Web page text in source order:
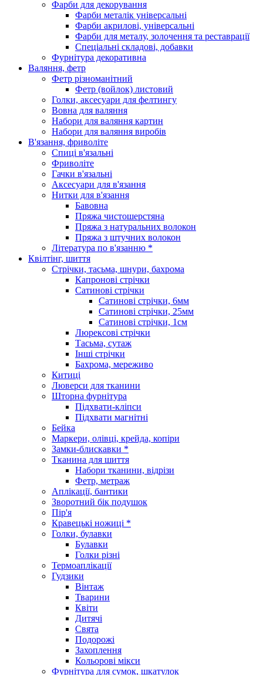
Фарби для декорування
Фарби металік універсальні
Фарби акрилові, універсальні
Фарби для металу, золочення та реставрації
Спеціальні складові, добавки
Фурнітура декоративна
Валяння, фетр
Фетр різноманітний
Фетр (войлок) листовий
Голки, аксесуари для фелтингу
Вовна для валяння
Набори для валяння картин
Набори для валяння виробів
В'язання, фриволіте
Спиці в'язальні
Фриволіте
Гачки в'язальні
Аксесуари для в'язання
Нитки для в'язання
Бавовна
Пряжа чистошерстяна
Пряжа з натуральних волокон
Пряжа з штучних волокон
Література по в'язанню *
Квілтінг, шиття
Стрічки, тасьма, шнури, бахрома
Капронові стрічки
Сатинові стрічки
Сатинові стрічки, 6мм
Сатинові стрічки, 25мм
Сатинові стрічки, 1см
Люрексові стрічки
Тасьма, сутаж
Інші стрічки
Бахрома, мереживо
Китиці
Люверси для тканини
Шторна фурнітура
Підхвати-кліпси
Підхвати магнітні
Бейка
Маркери, олівці, крейда, копіри
Замки-блискавки *
Тканина для шиття
Набори тканини, відрізи
Фетр, метраж
Аплікації, бантики
Зворотний бік подушок
Пір'я
Кравецькі ножиці *
Голки, булавки
Булавки
Голки різні
Термоаплікації
Гудзики
Вінтаж
Тварини
Квіти
Дитячі
Свята
Подорожі
Захоплення
Кольорові мікси
Фурнітура для сумок, шкатулок